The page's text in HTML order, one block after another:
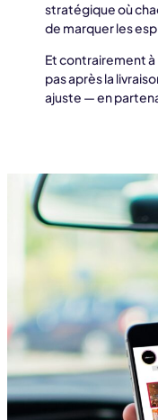
stratégique où
de marquer les
Et contrairement à
pas après la
ajuste — en